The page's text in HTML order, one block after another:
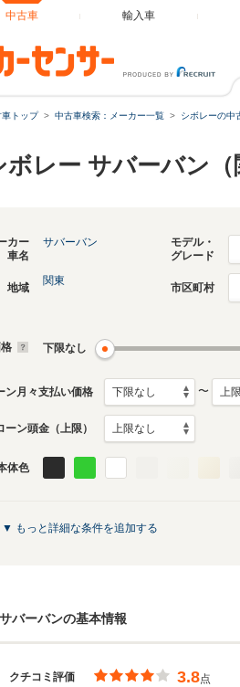
中古車 輸入車
車トップ 中古車検索：メーカー一覧 シボレーの中
ボレー サバーバン
カー
車名
サバーバン
モデル・
グレード
地域
関東
市区町村
下限なし
ン月々支払い価格 〜
ーン頭金（上限）
体色
▼ もっと詳細な条件を追加する
サバーバンの基本情報
クチコミ評価 3.8点